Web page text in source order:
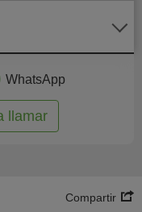
WhatsApp
llamar
Compartir